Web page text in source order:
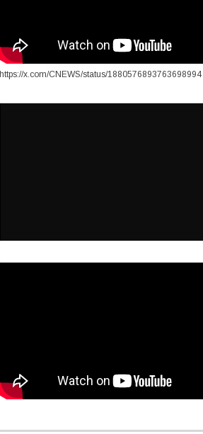
https://x.com/CNEWS/status/1880576893763698994